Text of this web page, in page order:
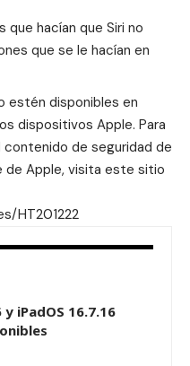
que hacían que Siri no
que se le hacían en
estén disponibles en
dispositivos Apple. Para
de seguridad de
de Apple, visita este sitio
HT201222
y iPadOS 16.7.16